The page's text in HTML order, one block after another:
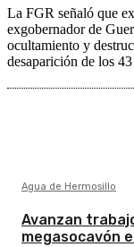
La FGR señaló que
exgobernador de
ocultamiento y
desaparición de los
Agua de Hermosillo
Avanzan
megasocavón